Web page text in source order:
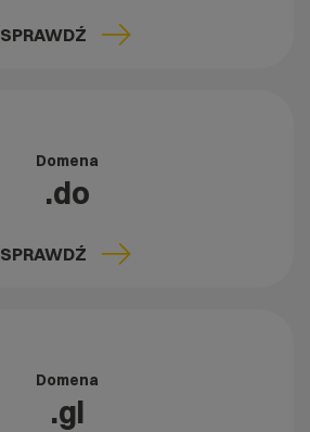
SPRAWDŹ
Domena
.do
SPRAWDŹ
Domena
.gl